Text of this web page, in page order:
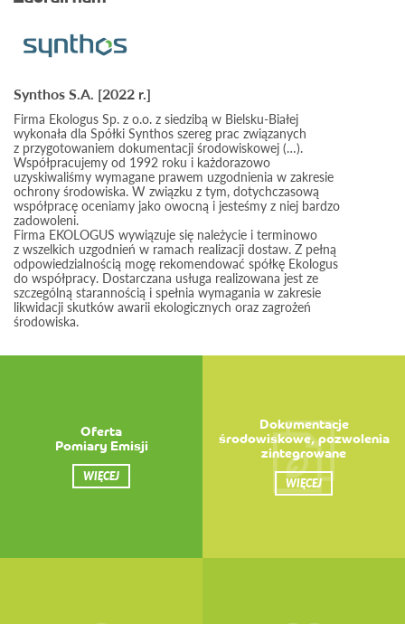
Synthos S.A. [2022 r.]
Firma Ekologus Sp. z o.o. z siedzibą w Bielsku-Białej
wykonała dla Spółki Synthos szereg prac związanych
z przygotowaniem dokumentacji środowiskowej (…).
Współpracujemy od 1992 roku i każdorazowo
uzyskiwaliśmy wymagane prawem uzgodnienia w zakresie
ochrony środowiska. W związku z tym, dotychczasową
współpracę oceniamy jako owocną i jesteśmy z niej bardzo
zadowoleni.
Firma EKOLOGUS wywiązuje się należycie i terminowo
z wszelkich uzgodnień w ramach realizacji dostaw. Z pełną
odpowiedzialnością mogę rekomendować spółkę Ekologus
do współpracy. Dostarczana usługa realizowana jest ze
szczególną starannością i spełnia wymagania w zakresie
likwidacji skutków awarii ekologicznych oraz zagrożeń
środowiska.
Oferta
Pomiary Emisji
WIĘCEJ
Dokumentacje
środowiskowe, pozwolenia
zintegrowane
WIĘCEJ